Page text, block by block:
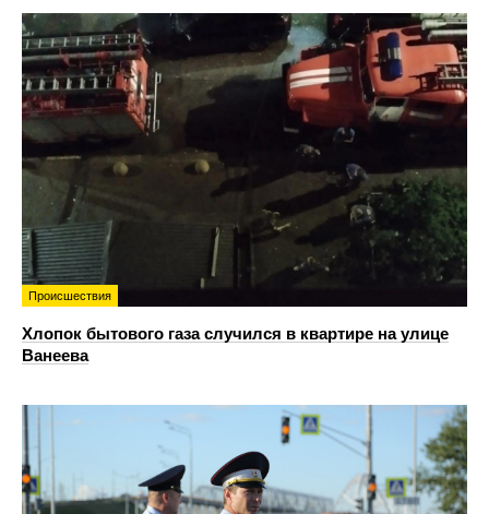
Происшествия
Хлопок бытового газа случился в квартире на улице
Ванеева